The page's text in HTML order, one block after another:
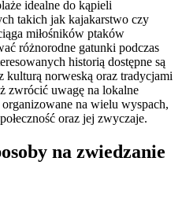
idealne do kąpieli
takich jak kajakarstwo czy
miłośników ptaków
różnorodne gatunki podczas
historią dostępne są
kulturą norweską oraz tradycjami
zwrócić uwagę na lokalne
na wielu wyspach,
oraz jej zwyczaje.
na zwiedzanie